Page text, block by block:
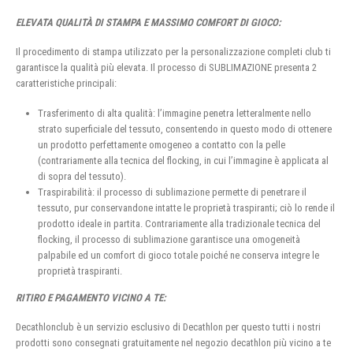
ELEVATA QUALITÀ DI STAMPA E MASSIMO COMFORT DI GIOCO:
Il procedimento di stampa utilizzato per la personalizzazione completi club ti
garantisce la qualità più elevata. Il processo di SUBLIMAZIONE presenta 2
caratteristiche principali:
Trasferimento di alta qualità: l’immagine penetra letteralmente nello
strato superficiale del tessuto, consentendo in questo modo di ottenere
un prodotto perfettamente omogeneo a contatto con la pelle
(contrariamente alla tecnica del flocking, in cui l’immagine è applicata al
di sopra del tessuto).
Traspirabilità: il processo di sublimazione permette di penetrare il
tessuto, pur conservandone intatte le proprietà traspiranti; ciò lo rende il
prodotto ideale in partita. Contrariamente alla tradizionale tecnica del
flocking, il processo di sublimazione garantisce una omogeneità
palpabile ed un comfort di gioco totale poiché ne conserva integre le
proprietà traspiranti.
RITIRO E PAGAMENTO VICINO A TE:
Decathlonclub è un servizio esclusivo di Decathlon per questo tutti i nostri
prodotti sono consegnati gratuitamente nel negozio decathlon più vicino a te